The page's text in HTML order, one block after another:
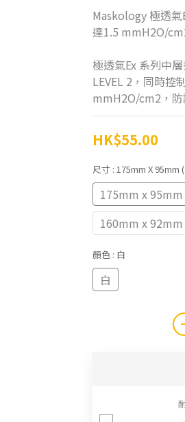
Maskology 極透
達1.5 mmH2O/
極透氣Ex 系列中
LEVEL 2，同時控
mmH2O/cm2，防
HK$55.00
尺寸 : 175mm X
175mm x
160mm x
顏色 : 白
白